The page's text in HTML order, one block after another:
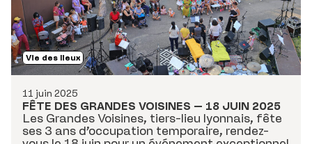
11 juin 2025
Vie des lieux
FÊTE DES GRANDES VOISINES – 18 JUIN 2025
Les Grandes Voisines, tiers-lieu lyonnais, fête
ses 3 ans d’occupation temporaire, rendez-